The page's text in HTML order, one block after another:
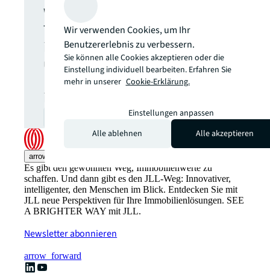
Wählen Sie aus, welche
Themen Sie aktuell
interessieren, um regelmäßig
über relevante
Neuveröffentlichungen
informiert zu werden.
zur Anmeldungopen_in_new
arrow_upward
Es gibt den gewohnten Weg, Immobilienwerte zu
schaffen. Und dann gibt es den JLL-Weg: Innovativer,
intelligenter, den Menschen im Blick. Entdecken Sie mit
JLL neue Perspektiven für Ihre Immobilienlösungen. SEE
A BRIGHTER WAY mit JLL.
Newsletter abonnieren
arrow_forward
Wir verwenden Cookies, um Ihr
Benutzererlebnis zu verbessern.
Sie können alle Cookies akzeptieren oder die
Einstellung individuell bearbeiten. Erfahren Sie
mehr in unserer Cookie-Erklärung.
Einstellungen anpassen
Alle ablehnen
Alle akzeptieren